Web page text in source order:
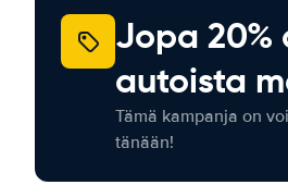
Jopa 20%
autoista
Tämä kampanja on
tänään!